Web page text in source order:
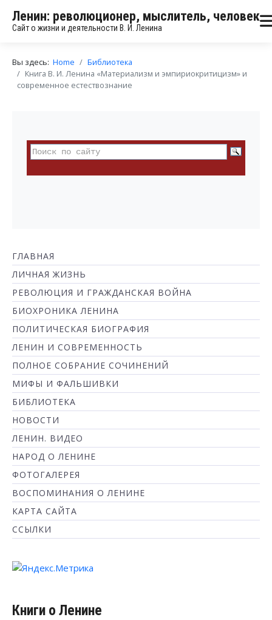
Ленин: революционер, мыслитель, человек
Сайт о жизни и деятельности В. И. Ленина
Вы здесь: Home
Библиотека
Книга В. И. Ленина «Материализм и эмпириокритицизм» и
современное естествознание
ГЛАВНАЯ
ЛИЧНАЯ ЖИЗНЬ
РЕВОЛЮЦИЯ И ГРАЖДАНСКАЯ ВОЙНА
БИОХРОНИКА ЛЕНИНА
ПОЛИТИЧЕСКАЯ БИОГРАФИЯ
ЛЕНИН И СОВРЕМЕННОСТЬ
ПОЛНОЕ СОБРАНИЕ СОЧИНЕНИЙ
МИФЫ И ФАЛЬШИВКИ
БИБЛИОТЕКА
НОВОСТИ
ЛЕНИН. ВИДЕО
НАРОД О ЛЕНИНЕ
ФОТОГАЛЕРЕЯ
ВОСПОМИНАНИЯ О ЛЕНИНЕ
КАРТА САЙТА
ССЫЛКИ
Книги о Ленине